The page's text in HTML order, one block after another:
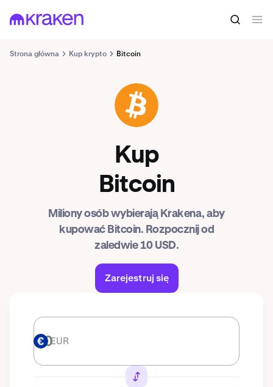
Strona główna Kup krypto Bitcoin
BTC
Kup
Bitcoin
Miliony osób wybierają Krakena, aby
kupować Bitcoin. Rozpocznij od
zaledwie 10 USD.
Zarejestruj się
EUR EUR